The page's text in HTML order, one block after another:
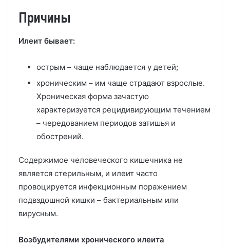
Причины
Илеит бывает:
острым – чаще наблюдается у детей;
хроническим – им чаще страдают взрослые.
Хроническая форма зачастую
характеризуется рецидивирующим течением
– чередованием периодов затишья и
обострений.
Содержимое человеческого кишечника не
является стерильным, и илеит часто
провоцируется инфекционным поражением
подвздошной кишки – бактериальным или
вирусным.
Возбудителями хронического илеита